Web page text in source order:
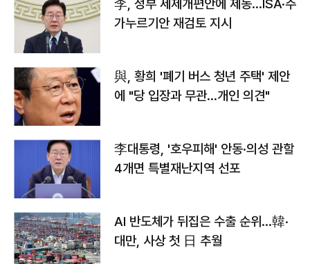
李, 정부 세제개편안에 제동…ISA·주
가누르기안 재검토 지시
與, 황희 '폐기 버스 청년 주택' 제안
에 "당 입장과 무관…개인 의견"
李대통령, '호우피해' 안동·의성 관할
4개면 특별재난지역 선포
AI 반도체가 뒤집은 수출 순위…韓·
대만, 사상 첫 日 추월